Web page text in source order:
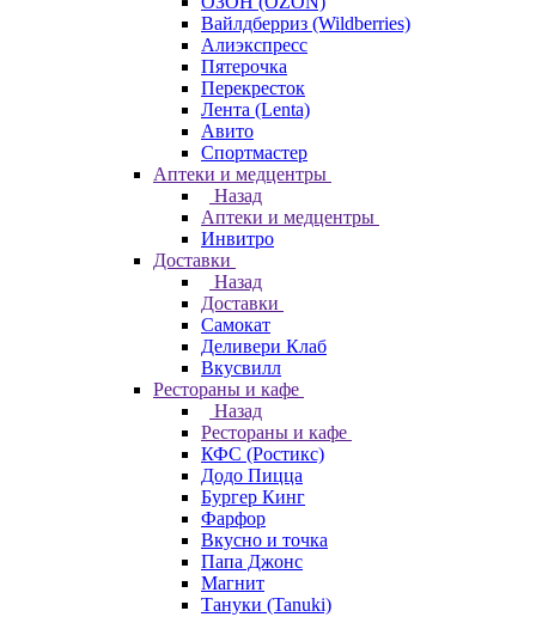
Вайлдберриз (Wildberries)
Алиэкспресс
Пятерочка
Перекресток
Лента (Lenta)
Авито
Спортмастер
Аптеки и медцентры
Назад
Аптеки и медцентры
Инвитро
Доставки
Назад
Доставки
Самокат
Деливери Клаб
Вкусвилл
Рестораны и кафе
Назад
Рестораны и кафе
КФС (Ростикс)
Додо Пицца
Бургер Кинг
Фарфор
Вкусно и точка
Папа Джонс
Магнит
Тануки (Tanuki)